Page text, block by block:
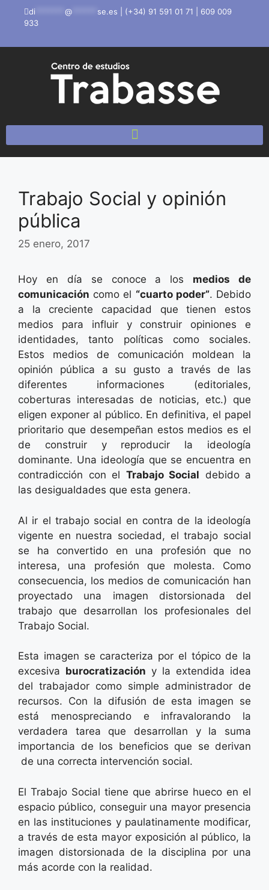
di @ se.es (+34) 91 591 01 71
609 009
933
Trabajo Social y opinión
pública
25 enero, 2017
Hoy en día se conoce a los medios de
comunicación como el “cuarto poder”. Debido
a la creciente capacidad que tienen estos
medios para influir y construir opiniones e
identidades, tanto políticas como sociales.
Estos medios de comunicación moldean la
opinión pública a su gusto a través de las
diferentes informaciones (editoriales,
coberturas interesadas de noticias, etc.) que
eligen exponer al público. En definitiva, el papel
prioritario que desempeñan estos medios es el
de construir y reproducir la ideología
dominante. Una ideología que se encuentra en
contradicción con el Trabajo Social debido a
las desigualdades que esta genera.
Al ir el trabajo social en contra de la ideología
vigente en nuestra sociedad, el trabajo social
se ha convertido en una profesión que no
interesa, una profesión que molesta. Como
consecuencia, los medios de comunicación han
proyectado una imagen distorsionada del
trabajo que desarrollan los profesionales del
Trabajo Social.
Esta imagen se caracteriza por el tópico de la
excesiva burocratización y la extendida idea
del trabajador como simple administrador de
recursos. Con la difusión de esta imagen se
está menospreciando e infravalorando la
verdadera tarea que desarrollan y la suma
importancia de los beneficios que se derivan
de una correcta intervención social.
El Trabajo Social tiene que abrirse hueco en el
espacio público, conseguir una mayor presencia
en las instituciones y paulatinamente modificar,
a través de esta mayor exposición al público, la
imagen distorsionada de la disciplina por una
más acorde con la realidad.